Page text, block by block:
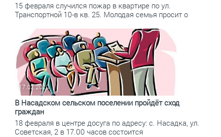
15 февраля случился пожар в квартире по ул.
Транспортной 10-в кв. 25. Молодая семья просит о
17.02.2020
В Насадском сельском поселении пройдёт сход
граждан
18 февраля в центре досуга по адресу: с. Насадка, ул.
Советская, 2 в 17.00 часов состоится